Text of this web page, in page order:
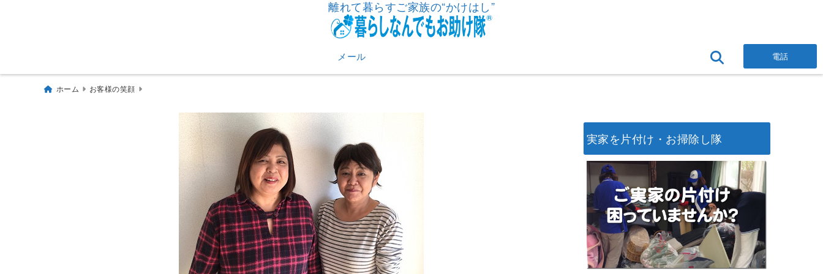
離れて暮らすご家族の“かけはし”
メール 電話
ホーム お客様の笑顔
実家を片付け・お掃除し隊